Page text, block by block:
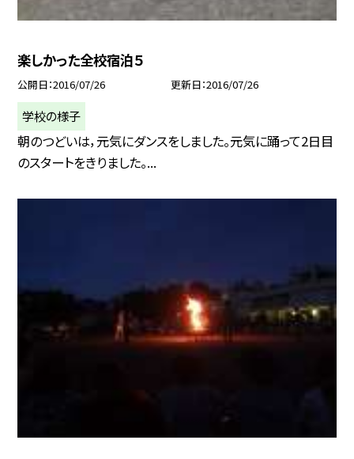
楽しかった全校宿泊５
公開日 2016/07/26 更新日 2016/07/26
学校の様子
朝のつどいは，元気にダンスをしました。元気に踊って2日目
のスタートをきりました。...